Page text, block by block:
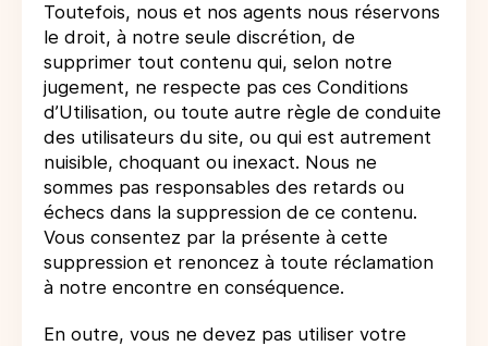
Toutefois, nous et nos agents nous réservons
le droit, à notre seule discrétion, de
supprimer tout contenu qui, selon notre
jugement, ne respecte pas ces Conditions
d’Utilisation, ou toute autre règle de conduite
des utilisateurs du site, ou qui est autrement
nuisible, choquant ou inexact. Nous ne
sommes pas responsables des retards ou
échecs dans la suppression de ce contenu.
Vous consentez par la présente à cette
suppression et renoncez à toute réclamation
à notre encontre en conséquence.
En outre, vous ne devez pas utiliser votre